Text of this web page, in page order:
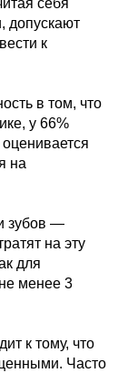
себя
допускают
к
в том, что
у 66%
на
зубов —
на эту
для
менее 3
к тому, что
Часто